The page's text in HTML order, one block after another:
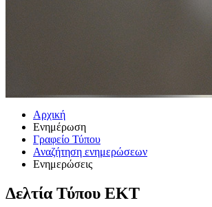
Αρχική
Ενημέρωση
Γραφείο Τύπου
Αναζήτηση ενημερώσεων
Ενημερώσεις
Δελτία Τύπου ΕΚΤ